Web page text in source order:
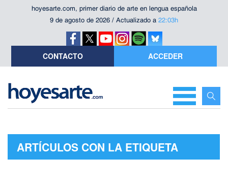
hoyesarte.com, primer diario de arte en lengua española
9 de agosto de 2026 / Actualizado a 22:03h
CONTACTO ACCEDER
ARTÍCULOS CON LA ETIQUETA